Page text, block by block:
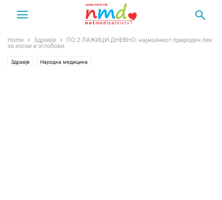
Home Здравје
ПО 2 ЛАЖИЦИ ДНЕВНО: најмоќниот природен лек
за коски и зглобови
Здравје Народна медицина